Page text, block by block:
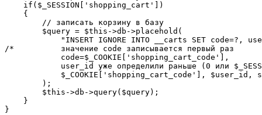
    if($_SESSION['shopping_cart'])
    {
        // записать корзину в базу
        $query = $this->db->placehold(
"INSERT IGNORE INTO __carts SET code=?,
/*          значение code записывается первый раз
            code=$_COOKIE['shopping_cart_code'],
user_id уже определили раньше (0 или
$_COOKIE['shopping_cart_code'], $user_id,
        );
        $this->db->query($query);
    }
}